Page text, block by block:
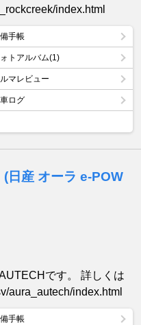
index.html
手帳
トアルバム(1)
マレビュー
ログ
日産 オーラ e-POW
です。 詳しくは
aura_autech/index.html
手帳